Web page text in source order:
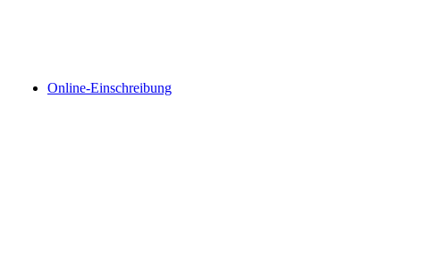
Online-Einschreibung